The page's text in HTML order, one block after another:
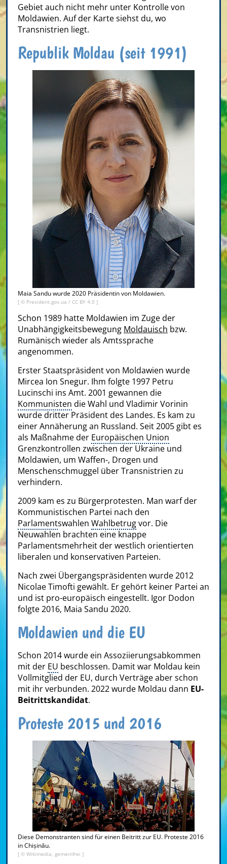
Gebiet auch nicht mehr unter Kontrolle von
Moldawien. Auf der Karte siehst du, wo
Transnistrien liegt.
Republik Moldau (seit 1991)
Maia Sandu wurde 2020 Präsidentin von Moldawien.
[ © President.gov.ua / CC BY 4.0 ]
Schon 1989 hatte Moldawien im Zuge der
Unabhängigkeitsbewegung Moldauisch bzw.
Rumänisch wieder als Amtssprache
angenommen.
Erster Staatspräsident von Moldawien wurde
Mircea Ion Snegur. Ihm folgte 1997 Petru
Lucinschi ins Amt. 2001 gewannen die
Kommunisten die Wahl und Vladimir Vorinin
wurde dritter Präsident des Landes. Es kam zu
einer Annäherung an Russland. Seit 2005 gibt es
als Maßnahme der Europäischen Union
Grenzkontrollen zwischen der Ukraine und
Moldawien, um Waffen-, Drogen und
Menschenschmuggel über Transnistrien zu
verhindern.
2009 kam es zu Bürgerprotesten. Man warf der
Kommunistischen Partei nach den
Parlamentswahlen Wahlbetrugvor. Die
Neuwahlen brachten eine knappe
Parlamentsmehrheit der westlich orientierten
liberalen und konservativen Parteien.
Nach zwei Übergangspräsidenten wurde 2012
Nicolae Timofti gewählt. Er gehört keiner Partei an
und ist pro-europäisch eingestellt. Igor Dodon
folgte 2016, Maia Sandu 2020.
Moldawien und die EU
Schon 2014 wurde ein Assoziierungsabkommen
mit der EU beschlossen. Damit war Moldau kein
Vollmitglied der EU, durch Verträge aber schon
mit ihr verbunden. 2022 wurde Moldau dann EU-
Beitrittskandidat.
Proteste 2015 und 2016
Diese Demonstranten sind für einen Beitritt zur EU. Proteste 2016
in Chișinău.
[ © Wikimedia, gemeinfrei ]